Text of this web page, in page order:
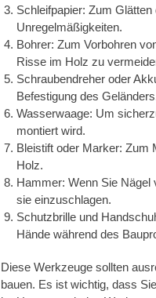
Schleifpapier: Zum
Unregelmäßigkeiten.
Bohrer: Zum Vorbohren
Risse im Holz zu
Schraubendreher oder
Befestigung des
Wasserwaage: Um
montiert wird.
Bleistift oder Marker: Zum
Holz.
Hammer: Wenn Sie Nägel
sie einzuschlagen.
Schutzbrille und
Hände während des
Diese Werkzeuge sollten
bauen. Es ist wichtig, dass